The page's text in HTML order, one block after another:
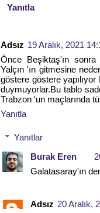
Yanıtla
Adsız 19 Aralık, 2021
Önce Beşiktaş'ın
Yalçın 'ın gitmesine
göstere göstere
duymuyorlar.Bu tablo
Trabzon 'un maçlarında
Yanıtla
Yanıtlar
Burak Eren
Galatasaray'ın
Adsız 20 Aralık,